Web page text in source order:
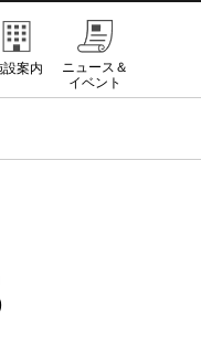
設案内
ニュース＆
イベント